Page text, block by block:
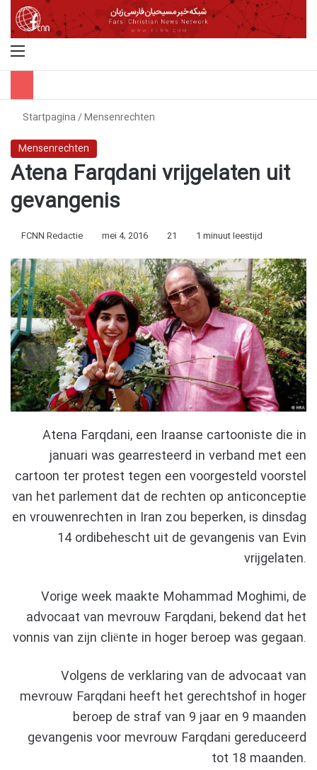
Startpagina/Mensenrechten
Mensenrechten
Atena Farqdani vrijgelaten uit
gevangenis
FCNN Redactie mei 4, 2016 21 1 minuut leestijd
Atena Farqdani, een Iraanse cartooniste die in
januari was gearresteerd in verband met een
cartoon ter protest tegen een voorgesteld voorstel
van het parlement dat de rechten op anticonceptie
en vrouwenrechten in Iran zou beperken, is dinsdag
14 ordibehescht uit de gevangenis van Evin
vrijgelaten.
Vorige week maakte Mohammad Moghimi, de
advocaat van mevrouw Farqdani, bekend dat het
vonnis van zijn cliënte in hoger beroep was gegaan.
Volgens de verklaring van de advocaat van
mevrouw Farqdani heeft het gerechtshof in hoger
beroep de straf van 9 jaar en 9 maanden
gevangenis voor mevrouw Farqdani gereduceerd
tot 18 maanden.